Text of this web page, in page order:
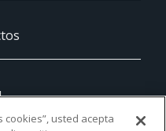
cookies”, usted acepta